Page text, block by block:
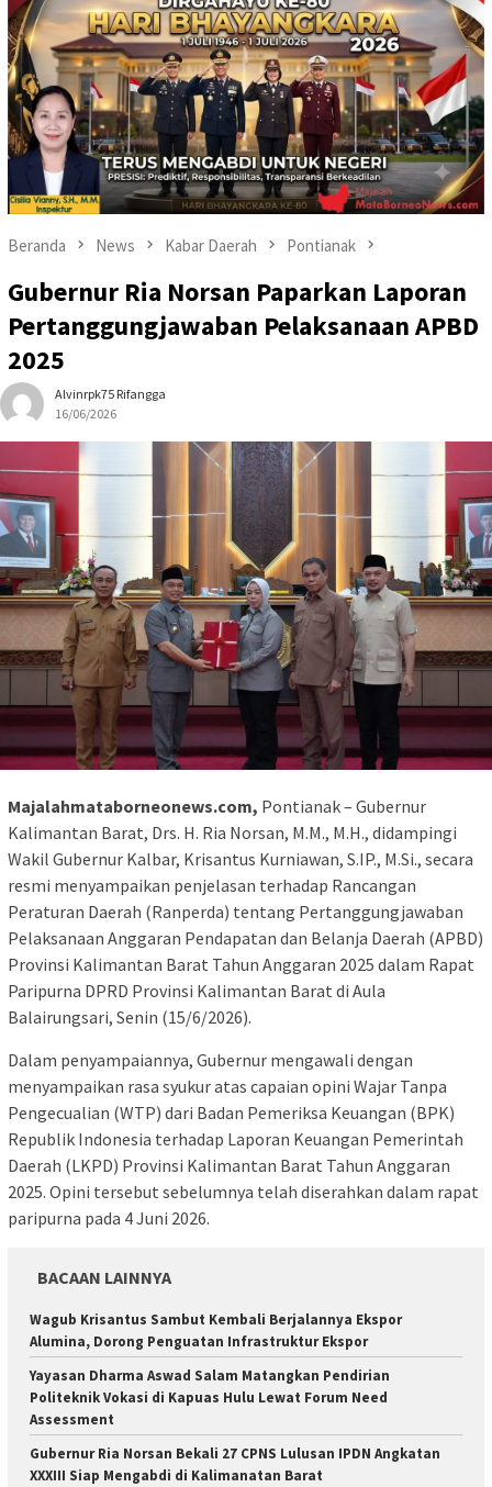
Beranda News Kabar Daerah Pontianak
Gubernur Ria Norsan Paparkan Laporan
Pertanggungjawaban Pelaksanaan APBD
2025
Alvinrpk75 Rifangga
16/06/2026
Majalahmataborneonews.com, Pontianak – Gubernur
Kalimantan Barat, Drs. H. Ria Norsan, M.M., M.H., didampingi
Wakil Gubernur Kalbar, Krisantus Kurniawan, S.IP., M.Si., secara
resmi menyampaikan penjelasan terhadap Rancangan
Peraturan Daerah (Ranperda) tentang Pertanggungjawaban
Pelaksanaan Anggaran Pendapatan dan Belanja Daerah (APBD)
Provinsi Kalimantan Barat Tahun Anggaran 2025 dalam Rapat
Paripurna DPRD Provinsi Kalimantan Barat di Aula
Balairungsari, Senin (15/6/2026).
Dalam penyampaiannya, Gubernur mengawali dengan
menyampaikan rasa syukur atas capaian opini Wajar Tanpa
Pengecualian (WTP) dari Badan Pemeriksa Keuangan (BPK)
Republik Indonesia terhadap Laporan Keuangan Pemerintah
Daerah (LKPD) Provinsi Kalimantan Barat Tahun Anggaran
2025. Opini tersebut sebelumnya telah diserahkan dalam rapat
paripurna pada 4 Juni 2026.
BACAAN LAINNYA
Wagub Krisantus Sambut Kembali Berjalannya Ekspor
Alumina, Dorong Penguatan Infrastruktur Ekspor
Yayasan Dharma Aswad Salam Matangkan Pendirian
Politeknik Vokasi di Kapuas Hulu Lewat Forum Need
Assessment
Gubernur Ria Norsan Bekali 27 CPNS Lulusan IPDN Angkatan
XXXIII Siap Mengabdi di Kalimanatan Barat